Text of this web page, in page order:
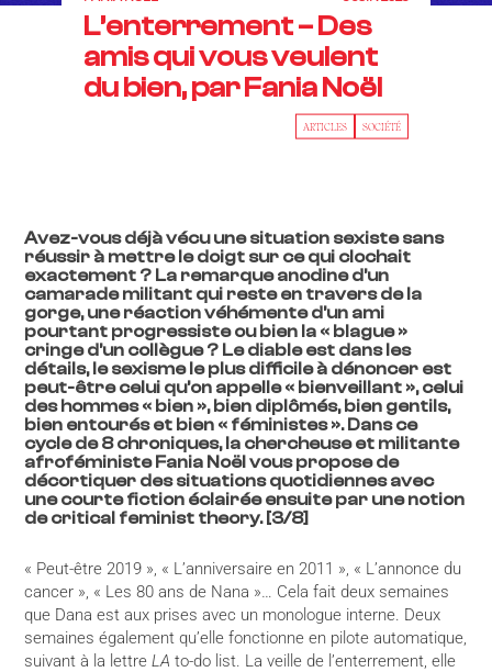
L’enterrement – Des
amis qui vous veulent
du bien, par Fania Noël
ARTICLES SOCIÉTÉ
Avez-vous déjà vécu une situation sexiste sans
réussir à mettre le doigt sur ce qui clochait
exactement ? La remarque anodine d’un
camarade militant qui reste en travers de la
gorge, une réaction véhémente d’un ami
pourtant progressiste ou bien la « blague »
cringe d’un collègue ? Le diable est dans les
détails, le sexisme le plus difficile à dénoncer est
peut-être celui qu’on appelle « bienveillant », celui
des hommes « bien », bien diplômés, bien gentils,
bien entourés et bien « féministes ». Dans ce
cycle de 8 chroniques, la chercheuse et militante
afroféministe Fania Noël vous propose de
décortiquer des situations quotidiennes avec
une courte fiction éclairée ensuite par une notion
de critical feminist theory. [3/8]
« Peut-être 2019 », « L’anniversaire en 2011 », « L’annonce du
cancer », « Les 80 ans de Nana »… Cela fait deux semaines
que Dana est aux prises avec un monologue interne. Deux
semaines également qu’elle fonctionne en pilote automatique,
suivant à la lettreLA to-do list. La veille de l’enterrement, elle